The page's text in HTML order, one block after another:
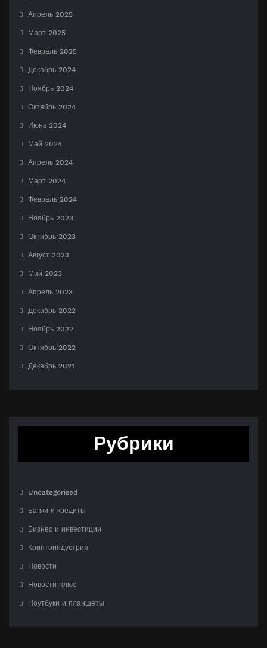
Апрель 2025
Март 2025
Февраль 2025
Декабрь 2024
Ноябрь 2024
Октябрь 2024
Июнь 2024
Май 2024
Апрель 2024
Март 2024
Февраль 2024
Ноябрь 2023
Октябрь 2023
Август 2023
Май 2023
Апрель 2023
Декабрь 2022
Ноябрь 2022
Октябрь 2022
Декабрь 2021
Рубрики
Uncategorised
Банки и кредиты
Бизнес и инвестиции
Криптоиндустрия
Новости
Новости плюс
Ноутбуки и планшеты